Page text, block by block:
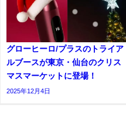
グローヒーロ/プラスのトライア
ルブースが東京・仙台のクリス
マスマーケットに登場！
2025年12月4日